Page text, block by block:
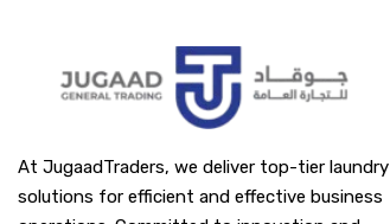
At JugaadTraders, we deliver top-tier laundry
solutions for efficient and effective business